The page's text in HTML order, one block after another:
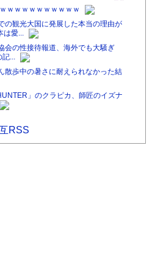
ｗｗｗｗｗｗｗｗｗｗ
の観光大国に発展した本当の理由が
は愛...
会の性接待報道、海外でも大騒ぎ
記...
散歩中の暑さに耐えられなかった結
」のクラピカ、師匠のイズナ
RSS